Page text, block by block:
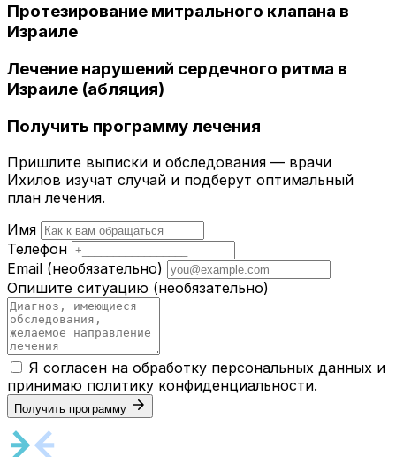
Протезирование митрального клапана в
Израиле
Лечение нарушений сердечного ритма в
Израиле (абляция)
Получить программу лечения
Пришлите выписки и обследования — врачи
Ихилов изучат случай и подберут оптимальный
план лечения.
Имя
Телефон
Email (необязательно)
Опишите ситуацию (необязательно)
Я согласен на обработку персональных данных и
принимаю политику конфиденциальности.
Получить программу